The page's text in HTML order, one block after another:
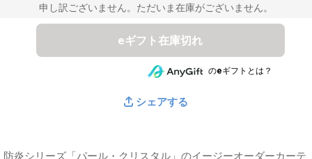
申し訳ございません。ただいま在庫がございません。
eギフト在庫切れ
のeギフトとは？
シェアする
防炎シリーズ「パール・クリスタル」のイージーオーダーカーテ